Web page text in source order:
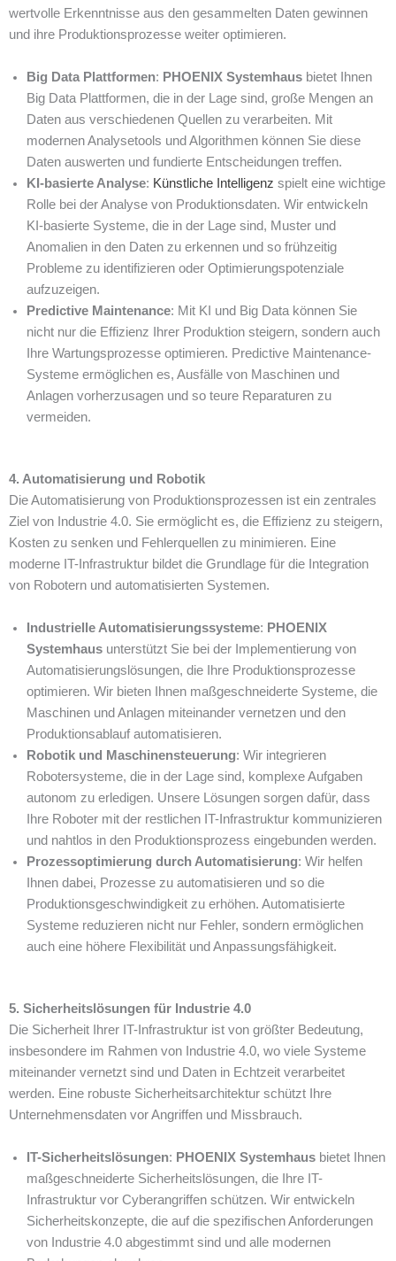
wertvolle Erkenntnisse aus den gesammelten Daten gewinnen
und ihre Produktionsprozesse weiter optimieren.
Big Data Plattformen: PHOENIX Systemhaus bietet Ihnen
Big Data Plattformen, die in der Lage sind, große Mengen an
Daten aus verschiedenen Quellen zu verarbeiten. Mit
modernen Analysetools und Algorithmen können Sie diese
Daten auswerten und fundierte Entscheidungen treffen.
KI-basierte Analyse: Künstliche Intelligenz spielt eine wichtige
Rolle bei der Analyse von Produktionsdaten. Wir entwickeln
KI-basierte Systeme, die in der Lage sind, Muster und
Anomalien in den Daten zu erkennen und so frühzeitig
Probleme zu identifizieren oder Optimierungspotenziale
aufzuzeigen.
Predictive Maintenance: Mit KI und Big Data können Sie
nicht nur die Effizienz Ihrer Produktion steigern, sondern auch
Ihre Wartungsprozesse optimieren. Predictive Maintenance-
Systeme ermöglichen es, Ausfälle von Maschinen und
Anlagen vorherzusagen und so teure Reparaturen zu
vermeiden.
4. Automatisierung und Robotik
Die Automatisierung von Produktionsprozessen ist ein zentrales
Ziel von Industrie 4.0. Sie ermöglicht es, die Effizienz zu steigern,
Kosten zu senken und Fehlerquellen zu minimieren. Eine
moderne IT-Infrastruktur bildet die Grundlage für die Integration
von Robotern und automatisierten Systemen.
Industrielle Automatisierungssysteme: PHOENIX
Systemhaus unterstützt Sie bei der Implementierung von
Automatisierungslösungen, die Ihre Produktionsprozesse
optimieren. Wir bieten Ihnen maßgeschneiderte Systeme, die
Maschinen und Anlagen miteinander vernetzen und den
Produktionsablauf automatisieren.
Robotik und Maschinensteuerung: Wir integrieren
Robotersysteme, die in der Lage sind, komplexe Aufgaben
autonom zu erledigen. Unsere Lösungen sorgen dafür, dass
Ihre Roboter mit der restlichen IT-Infrastruktur kommunizieren
und nahtlos in den Produktionsprozess eingebunden werden.
Prozessoptimierung durch Automatisierung: Wir helfen
Ihnen dabei, Prozesse zu automatisieren und so die
Produktionsgeschwindigkeit zu erhöhen. Automatisierte
Systeme reduzieren nicht nur Fehler, sondern ermöglichen
auch eine höhere Flexibilität und Anpassungsfähigkeit.
5. Sicherheitslösungen für Industrie 4.0
Die Sicherheit Ihrer IT-Infrastruktur ist von größter Bedeutung,
insbesondere im Rahmen von Industrie 4.0, wo viele Systeme
miteinander vernetzt sind und Daten in Echtzeit verarbeitet
werden. Eine robuste Sicherheitsarchitektur schützt Ihre
Unternehmensdaten vor Angriffen und Missbrauch.
IT-Sicherheitslösungen: PHOENIX Systemhaus bietet Ihnen
maßgeschneiderte Sicherheitslösungen, die Ihre IT-
Infrastruktur vor Cyberangriffen schützen. Wir entwickeln
Sicherheitskonzepte, die auf die spezifischen Anforderungen
von Industrie 4.0 abgestimmt sind und alle modernen